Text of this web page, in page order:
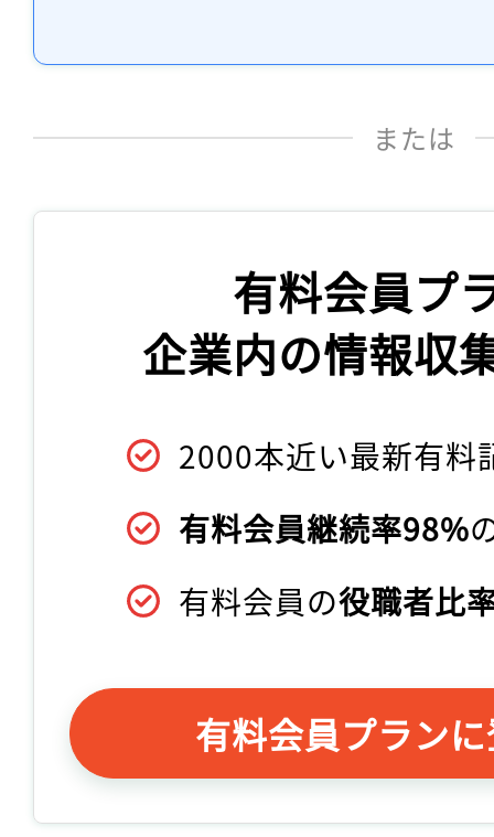
または
有料会員プ
企業内の情報収
2000本近い最新有料
有料会員継続率98%
有料会員の役職者比
有料会員プラン